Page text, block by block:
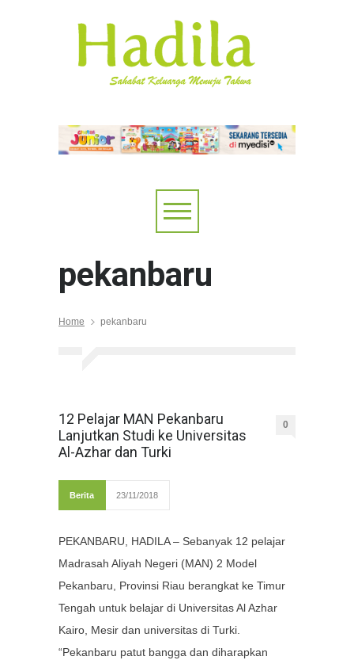
pekanbaru
Home pekanbaru
12 Pelajar MAN Pekanbaru
Lanjutkan Studi ke Universitas
Al-Azhar dan Turki
0
Berita 23/11/2018
PEKANBARU, HADILA – Sebanyak 12 pelajar
Madrasah Aliyah Negeri (MAN) 2 Model
Pekanbaru, Provinsi Riau berangkat ke Timur
Tengah untuk belajar di Universitas Al Azhar
Kairo, Mesir dan universitas di Turki.
“Pekanbaru patut bangga dan diharapkan